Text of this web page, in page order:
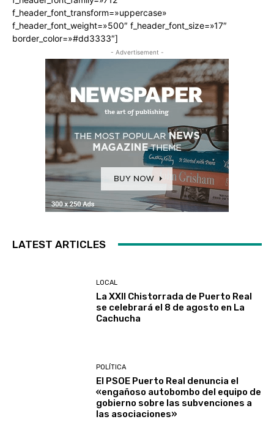
f_header_font_transform=»uppercase»
f_header_font_weight=»500″ f_header_font_size=»17″
border_color=»#dd3333″]
- Advertisement -
LATEST ARTICLES
LOCAL
La XXII Chistorrada de Puerto Real
se celebrará el 8 de agosto en La
Cachucha
POLÍTICA
El PSOE Puerto Real denuncia el
«engañoso autobombo del equipo de
gobierno sobre las subvenciones a
las asociaciones»